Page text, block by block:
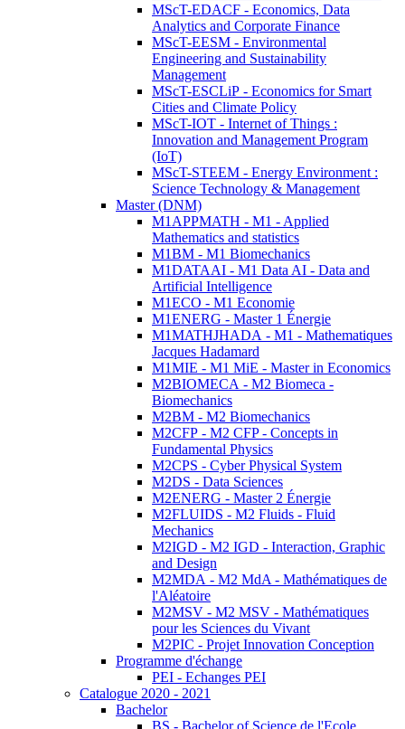
MScT-EDACF - Economics, Data
Analytics and Corporate Finance
MScT-EESM - Environmental
Engineering and Sustainability
Management
MScT-ESCLiP - Economics for Smart
Cities and Climate Policy
MScT-IOT - Internet of Things :
Innovation and Management Program
(IoT)
MScT-STEEM - Energy Environment :
Science Technology & Management
Master (DNM)
M1APPMATH - M1 - Applied
Mathematics and statistics
M1BM - M1 Biomechanics
M1DATAAI - M1 Data AI - Data and
Artificial Intelligence
M1ECO - M1 Economie
M1ENERG - Master 1 Énergie
M1MATHJHADA - M1 - Mathematiques
Jacques Hadamard
M1MIE - M1 MiE - Master in Economics
M2BIOMECA - M2 Biomeca -
Biomechanics
M2BM - M2 Biomechanics
M2CFP - M2 CFP - Concepts in
Fundamental Physics
M2CPS - Cyber Physical System
M2DS - Data Sciences
M2ENERG - Master 2 Énergie
M2FLUIDS - M2 Fluids - Fluid
Mechanics
M2IGD - M2 IGD - Interaction, Graphic
and Design
M2MDA - M2 MdA - Mathématiques de
l'Aléatoire
M2MSV - M2 MSV - Mathématiques
pour les Sciences du Vivant
M2PIC - Projet Innovation Conception
Programme d'échange
PEI - Echanges PEI
Catalogue 2020 - 2021
Bachelor
BS - Bachelor of Science de l'Ecole